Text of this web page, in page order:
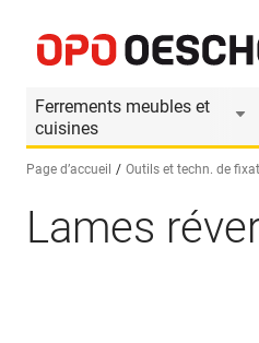
Ferrements meubles et
cuisines
Sélectionnez une langue (FR)
Page d’accueil Outils et techn. de
Lames